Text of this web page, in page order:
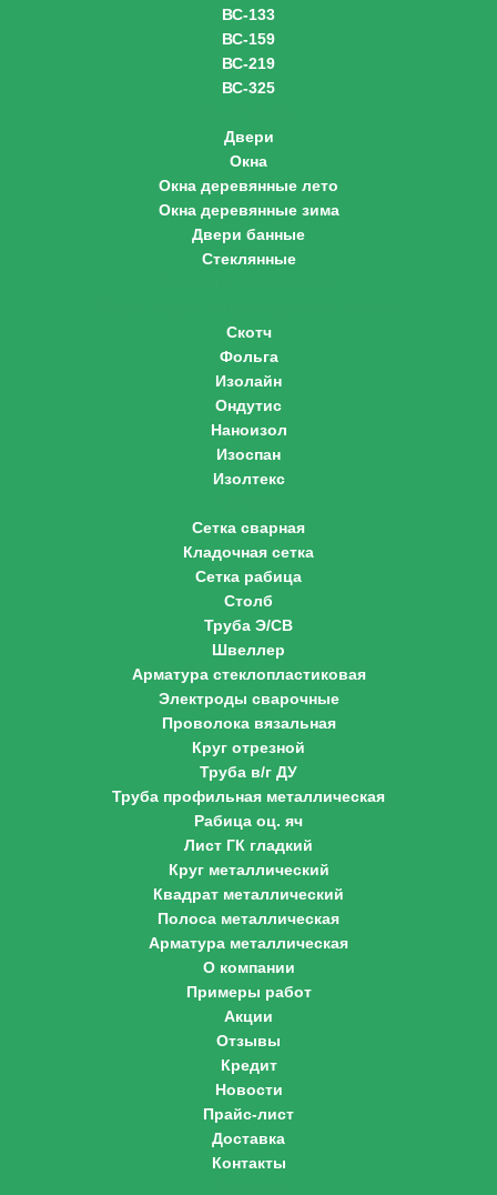
ВС-133
ВС-159
ВС-219
ВС-325
Двери
Окна
Окна деревянные лето
Окна деревянные зима
Двери банные
Стеклянные
Скотч
Фольга
Изолайн
Ондутис
Наноизол
Изоспан
Изолтекс
Сетка сварная
Кладочная сетка
Сетка рабица
Столб
Труба Э/СВ
Швеллер
Арматура стеклопластиковая
Электроды сварочные
Проволока вязальная
Круг отрезной
Труба в/г ДУ
Труба профильная металлическая
Рабица оц. яч
Лист ГК гладкий
Круг металлический
Квадрат металлический
Полоса металлическая
Арматура металлическая
О компании
Примеры работ
Акции
Отзывы
Кредит
Новости
Прайс-лист
Доставка
Контакты